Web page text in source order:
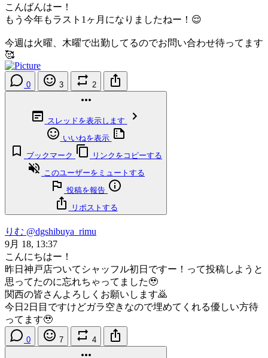
こんばんはー！
もう今年もラスト1ヶ月になりましたねー！😌
今週は火曜、木曜で出勤してるのでお問い合わせ待ってます
🥰
0 3 2
スレッドを表示します
いいねを表示
ブックマーク
リンクをコピーする
このユーザーをミュートする
投稿を報告
リポストする
りむ @dgshibuya_rimu
9月 18, 13:37
こんにちはー！
昨日神戸店ついてシャッフル初日ですー！って投稿しようと
思ってたのに忘れちゃってました🥹
関西の皆さんよろしくお願いします🙇
今日2日目ですけどガラ空きなので埋めてくれる優しい方待
ってます🥹
0 7 4